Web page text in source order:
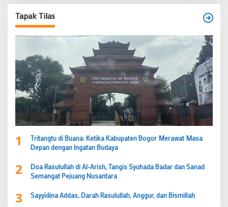
Tapak Tilas
1
Tritangtu di Buana: Ketika Kabupaten Bogor Merawat Masa
Depan dengan Ingatan Budaya
2
Doa Rasulullah di Al-Arish, Tangis Syuhada Badar dan Sanad
Semangat Pejuang Nusantara
3 Sayyidina Addas, Darah Rasulullah, Anggur, dan Bismillah